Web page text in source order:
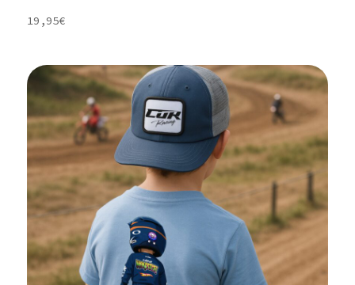
19,95€